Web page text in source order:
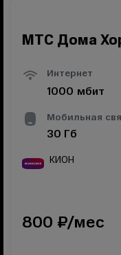
МТС Дома
Интернет
1000 мбит
Мобильная
30 Гб
КИОН
800 ₽/мес